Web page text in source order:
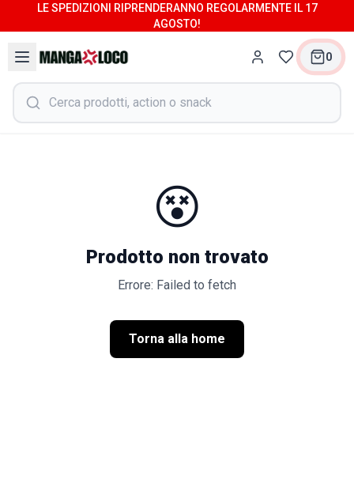
LE SPEDIZIONI RIPRENDERANNO REGOLARMENTE IL 17
AGOSTO!
0
😵
Prodotto non trovato
Errore: Failed to fetch
Torna alla home